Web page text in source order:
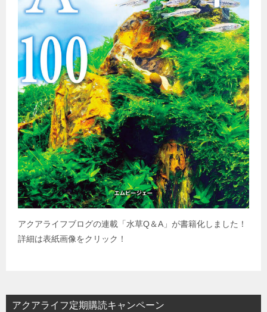
アクアライフブログの連載「水草Q＆A 」が書籍化しました！
詳細は表紙画像をクリック！
アクアライフ定期購読キャンペーン